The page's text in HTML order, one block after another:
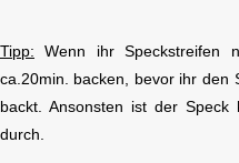
Tipp: Wenn ihr Speckstreifen
ca.20min. backen, bevor ihr den
backt. Ansonsten ist der
durch.